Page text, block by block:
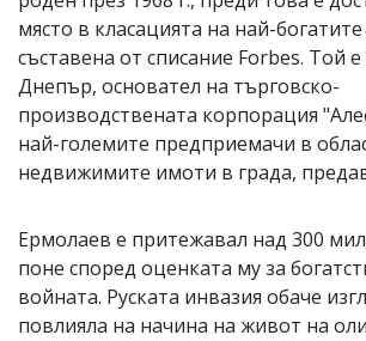
ни!
място в класацията на най-
съставена от списание Forbes. Той
Днепър, основател на търговско-
производствената корпорация
най-големите предприемачи в
недвижимите имоти в града,
Ермолаев е притежавал над 300
поне според оценката му за
войната. Руската инвазия обаче
повлияла на начина на живот на